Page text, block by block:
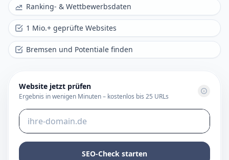
Ranking- & Wettbewerbsdaten
1 Mio.+ geprüfte Websites
Bremsen und Potentiale finden
Website jetzt prüfen
Ergebnis in wenigen Minuten – kostenlos bis 25 URLs
Hilfe
Domain oder URL
SEO-Check starten